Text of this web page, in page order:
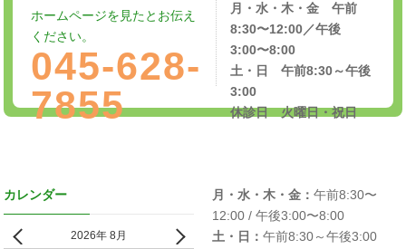
ホームページを見たとお伝え
ください。
045-628-
7855
月・水・木・金 午前
8:30〜12:00／午後
3:00〜8:00
土・日 午前8:30～午後
3:00
休診日 火曜日・祝日
カレンダー
2026年 8月
月・水・木・金： 午前8:30〜
12:00 / 午後3:00〜8:00
土・日： 午前8:30～午後3:00